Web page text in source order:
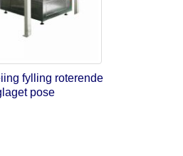
fylling roterende
pose